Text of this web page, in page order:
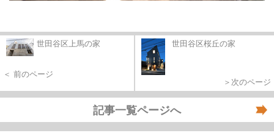
世田谷区上馬の家
＜ 前のページ
世田谷区桜丘の家
＞次のページ
記事一覧ページへ